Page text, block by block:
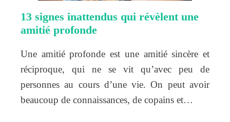
13 signes inattendus qui révèlent une
amitié profonde
Une amitié profonde est une amitié sincère et
réciproque, qui ne se vit qu’avec peu de
personnes au cours d’une vie. On peut avoir
beaucoup de connaissances, de copains et…